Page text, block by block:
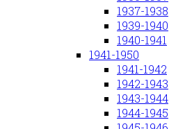
1937-1938
1939-1940
1940-1941
1941-1950
1941-1942
1942-1943
1943-1944
1944-1945